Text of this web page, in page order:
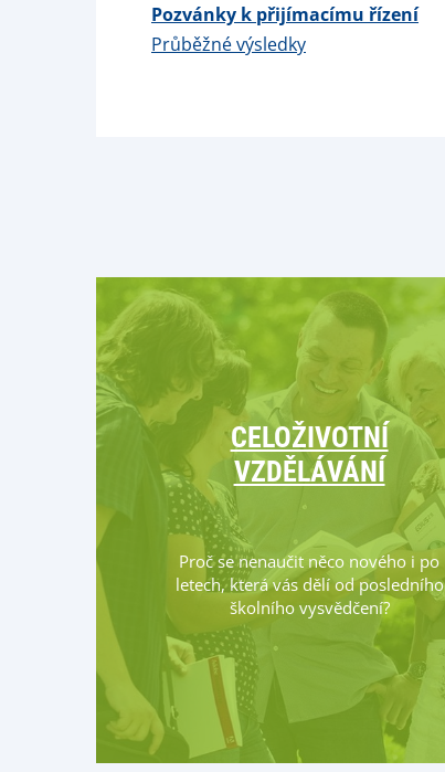
Pozvánky k přijímacímu řízení
Průběžné výsledky
CELOŽIVOTNÍ
VZDĚLÁVÁNÍ
Proč se nenaučit něco nového i po
letech, která vás dělí od posledního
školního vysvědčení?